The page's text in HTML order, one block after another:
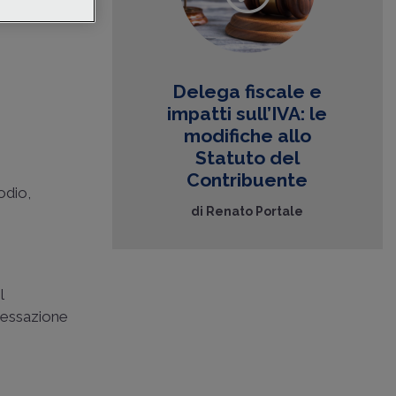
Delega fiscale e
impatti sull’IVA: le
modifiche allo
Statuto del
Contribuente
di Renato Portale